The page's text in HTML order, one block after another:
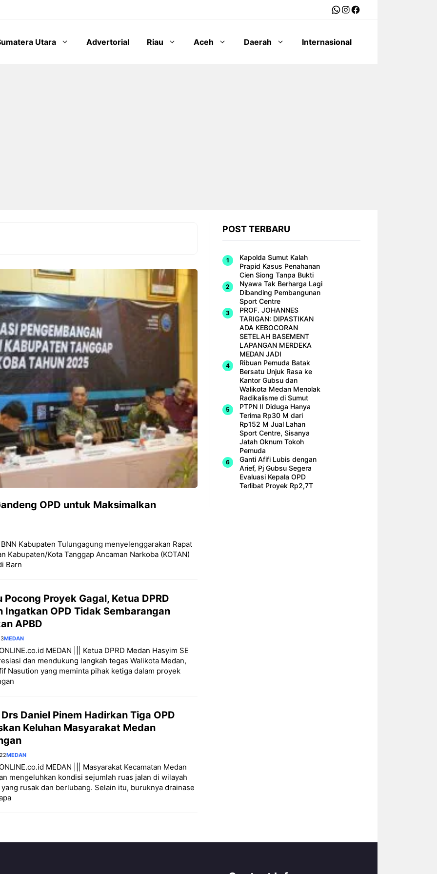
WhatsApp
Instagram
Facebook
Utara Advertorial Riau Aceh Daerah Internasional
OPD untuk Maksimalkan
Kabupaten Tulungagung menyelenggarakan Rapat
Kabupaten/Kota Tanggap Ancaman Narkoba (KOTAN)
Barn
Pocong Proyek Gagal, Ketua DPRD
Ingatkan OPD Tidak Sembarangan
APBD
MEDAN
MEDAN ||| Ketua DPRD Medan Hasyim SE
dan mendukung langkah tegas Walikota Medan,
Nasution yang meminta pihak ketiga dalam proyek
Daniel Pinem Hadirkan Tiga OPD
Keluhan Masyarakat Medan
MEDAN
MEDAN ||| Masyarakat Kecamatan Medan
mengeluhkan kondisi sejumlah ruas jalan di wilayah
rusak dan berlubang. Selain itu, buruknya drainase
POST TERBARU
Kapolda Sumut Kalah
Prapid Kasus Penahanan
Cien Siong Tanpa Bukti
Nyawa Tak Berharga Lagi
Dibanding Pembangunan
Sport Centre
PROF. JOHANNES
TARIGAN: DIPASTIKAN
ADA KEBOCORAN
SETELAH BASEMENT
LAPANGAN MERDEKA
MEDAN JADI
Ribuan Pemuda Batak
Bersatu Unjuk Rasa ke
Kantor Gubsu dan
Walikota Medan Menolak
Radikalisme di Sumut
PTPN II Diduga Hanya
Terima Rp30 M dari
Rp152 M Jual Lahan
Sport Centre, Sisanya
Jatah Oknum Tokoh
Pemuda
Ganti Afifi Lubis dengan
Arief, Pj Gubsu Segera
Evaluasi Kepala OPD
Terlibat Proyek Rp2,7T